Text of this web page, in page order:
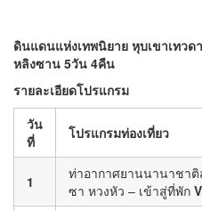
ดินแดนแห่งเทพนิยาย หุบเขาเทวด
หลิงซาน 5วัน 4คืน
รายละเอียดโปรแกรม
วัน
ที่
โปรแกรมท่องเที่ยว
1
ท่าอากาศยานนานาชา
ซา หวงหัว – เข้าสู่ที่พัก